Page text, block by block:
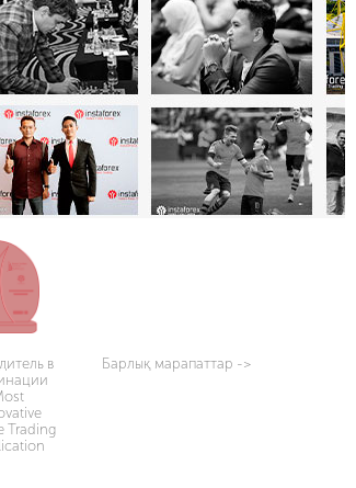
в
Trading
Барлық марапаттар ->